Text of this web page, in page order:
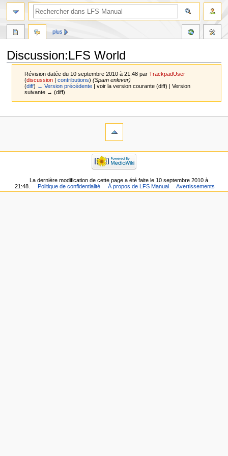
Discussion:LFS World
Révision datée du 10 septembre 2010 à 21:48 parTrackpadUser
(discussion |contributions) (Spam enlever)
(diff) ← Version précédente | voir la version courante (diff) | Version
suivante → (diff)
plus
La dernière modification de cette page a été faite le 10 septembre 2010 à
21:48.
Politique de confidentialité À propos de LFS Manual Avertissements